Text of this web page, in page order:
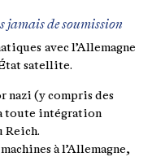
jamais de soumission
avec l’Allemagne
satellite.
nazi (y compris des
toute intégration
Reich.
à l’Allemagne,